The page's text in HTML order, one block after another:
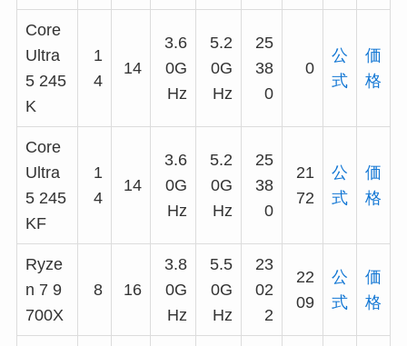
Core
Ultra
5 245
K
1
4
14
3.6
0G
Hz
5.2
0G
Hz
25
38
0
0
公
式
価
格
Core
Ultra
5 245
KF
1
4
14
3.6
0G
Hz
5.2
0G
Hz
25
38
0
21
72
公
式
価
格
Ryze
n 7 9
700X
8 16
3.8
0G
Hz
5.5
0G
Hz
23
02
2
22
09
公
式
価
格